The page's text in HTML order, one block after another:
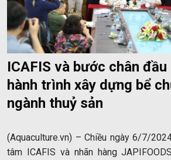
ICAFIS và bước chân
hành trình xây dựng bể
ngành thuỷ sản
(Aquaculture.vn) – Chiều ngày 6/7/
tâm ICAFIS và nhãn hàng